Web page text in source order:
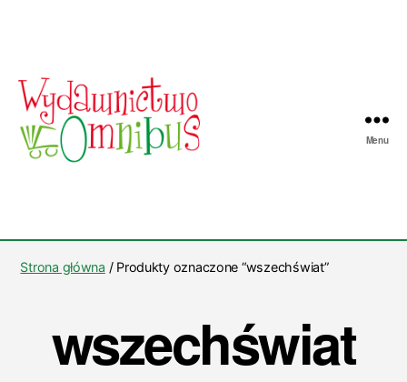
Omnibus
Menu
Strona główna / Produkty oznaczone “wszechświat”
wszechświat